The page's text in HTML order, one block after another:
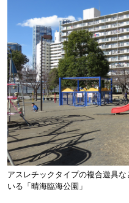
アスレチックタイプの複合遊具
いる「晴海臨海公園」